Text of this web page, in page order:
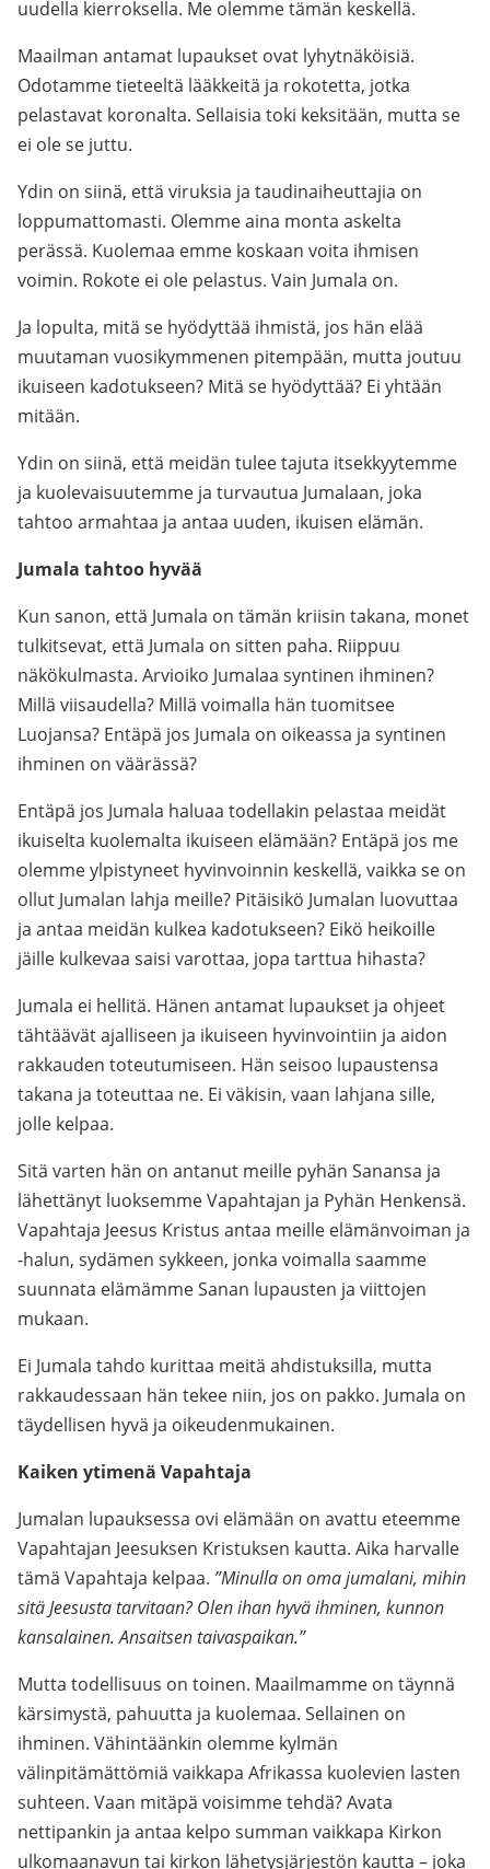
uudella kierroksella. Me olemme tämän keskellä.
Maailman antamat lupaukset ovat lyhytnäköisiä.
Odotamme tieteeltä lääkkeitä ja rokotetta, jotka
pelastavat koronalta. Sellaisia toki keksitään, mutta se
ei ole se juttu.
Ydin on siinä, että viruksia ja taudinaiheuttajia on
loppumattomasti. Olemme aina monta askelta
perässä. Kuolemaa emme koskaan voita ihmisen
voimin. Rokote ei ole pelastus. Vain Jumala on.
Ja lopulta, mitä se hyödyttää ihmistä, jos hän elää
muutaman vuosikymmenen pitempään, mutta joutuu
ikuiseen kadotukseen? Mitä se hyödyttää? Ei yhtään
mitään.
Ydin on siinä, että meidän tulee tajuta itsekkyytemme
ja kuolevaisuutemme ja turvautua Jumalaan, joka
tahtoo armahtaa ja antaa uuden, ikuisen elämän.
Jumala tahtoo hyvää
Kun sanon, että Jumala on tämän kriisin takana, monet
tulkitsevat, että Jumala on sitten paha. Riippuu
näkökulmasta. Arvioiko Jumalaa syntinen ihminen?
Millä viisaudella? Millä voimalla hän tuomitsee
Luojansa? Entäpä jos Jumala on oikeassa ja syntinen
ihminen on väärässä?
Entäpä jos Jumala haluaa todellakin pelastaa meidät
ikuiselta kuolemalta ikuiseen elämään? Entäpä jos me
olemme ylpistyneet hyvinvoinnin keskellä, vaikka se on
ollut Jumalan lahja meille? Pitäisikö Jumalan luovuttaa
ja antaa meidän kulkea kadotukseen? Eikö heikoille
jäille kulkevaa saisi varottaa, jopa tarttua hihasta?
Jumala ei hellitä. Hänen antamat lupaukset ja ohjeet
tähtäävät ajalliseen ja ikuiseen hyvinvointiin ja aidon
rakkauden toteutumiseen. Hän seisoo lupaustensa
takana ja toteuttaa ne. Ei väkisin, vaan lahjana sille,
jolle kelpaa.
Sitä varten hän on antanut meille pyhän Sanansa ja
lähettänyt luoksemme Vapahtajan ja Pyhän Henkensä.
Vapahtaja Jeesus Kristus antaa meille elämänvoiman ja
-halun, sydämen sykkeen, jonka voimalla saamme
suunnata elämämme Sanan lupausten ja viittojen
mukaan.
Ei Jumala tahdo kurittaa meitä ahdistuksilla, mutta
rakkaudessaan hän tekee niin, jos on pakko. Jumala on
täydellisen hyvä ja oikeudenmukainen.
Kaiken ytimenä Vapahtaja
Jumalan lupauksessa ovi elämään on avattu eteemme
Vapahtajan Jeesuksen Kristuksen kautta. Aika harvalle
tämä Vapahtaja kelpaa. ”Minulla on oma jumalani, mihin
sitä Jeesusta tarvitaan? Olen ihan hyvä ihminen, kunnon
kansalainen. Ansaitsen taivaspaikan.”
Mutta todellisuus on toinen. Maailmamme on täynnä
kärsimystä, pahuutta ja kuolemaa. Sellainen on
ihminen. Vähintäänkin olemme kylmän
välinpitämättömiä vaikkapa Afrikassa kuolevien lasten
suhteen. Vaan mitäpä voisimme tehdä? Avata
nettipankin ja antaa kelpo summan vaikkapa Kirkon
ulkomaanavun tai kirkon lähetysjärjestön kautta – joka